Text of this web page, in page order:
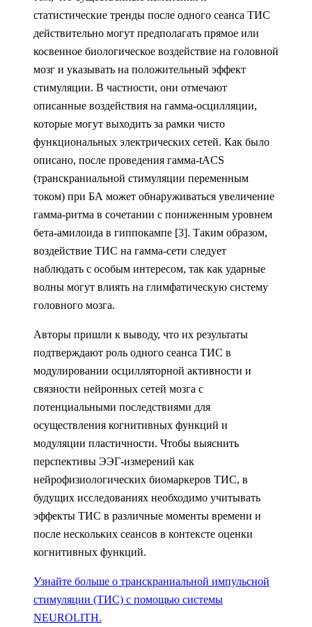
статистические тренды после одного сеанса ТИС
действительно могут предполагать прямое или
косвенное биологическое воздействие на головной
мозг и указывать на положительный эффект
стимуляции. В частности, они отмечают
описанные воздействия на гамма-осцилляции,
которые могут выходить за рамки чисто
функциональных электрических сетей. Как было
описано, после проведения гамма-tACS
(транскраниальной стимуляции переменным
током) при БА может обнаруживаться увеличение
гамма-ритма в сочетании с пониженным уровнем
бета-амилоида в гиппокампе [3]. Таким образом,
воздействие ТИС на гамма-сети следует
наблюдать с особым интересом, так как ударные
волны могут влиять на глимфатическую систему
головного мозга.
Авторы пришли к выводу, что их результаты
подтверждают роль одного сеанса ТИС в
модулировании осцилляторной активности и
связности нейронных сетей мозга с
потенциальными последствиями для
осуществления когнитивных функций и
модуляции пластичности. Чтобы выяснить
перспективы ЭЭГ-измерений как
нейрофизиологических биомаркеров ТИС, в
будущих исследованиях необходимо учитывать
эффекты ТИС в различные моменты времени и
после нескольких сеансов в контексте оценки
когнитивных функций.
Узнайте больше о транскраниальной импульсной
стимуляции (ТИС) с помощью системы
NEUROLITH.